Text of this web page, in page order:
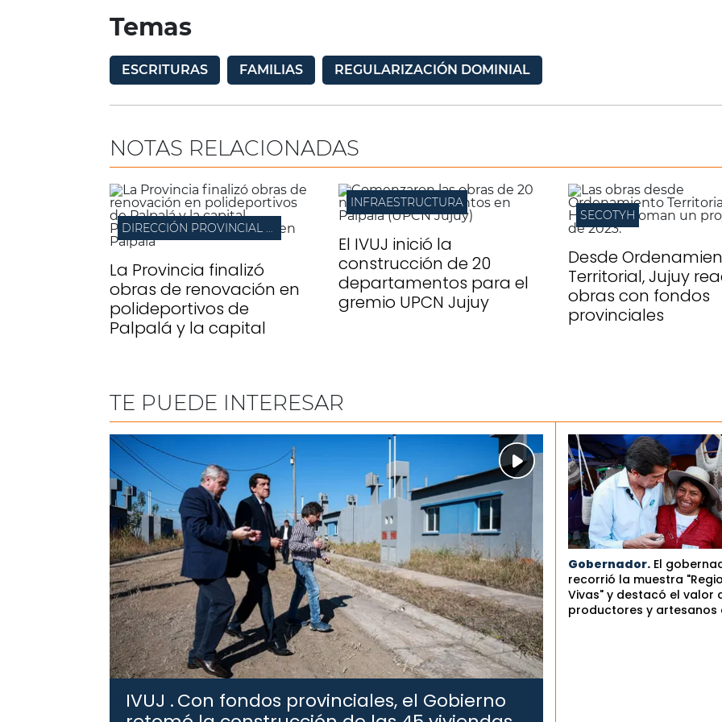
Temas
ESCRITURAS FAMILIAS REGULARIZACIÓN DOMINIAL
NOTAS RELACIONADAS
DIRECCIÓN PROVINCIAL DE ARQUITECTURA
La Provincia finalizó
obras de renovación en
polideportivos de
Palpalá y la capital
INFRAESTRUCTURA
El IVUJ inició la
construcción de 20
departamentos para el
gremio UPCN Jujuy
SECOTYH
Desde
Territorial, Jujuy
obras con fondos
provinciales
TE PUEDE INTERESAR
IVUJ .Con fondos provinciales, el Gobierno
Gobernador. El
recorrió la muestra
Vivas" y destacó el valor
productores y artesanos